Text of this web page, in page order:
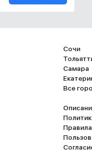
Сочи
Самара
Все